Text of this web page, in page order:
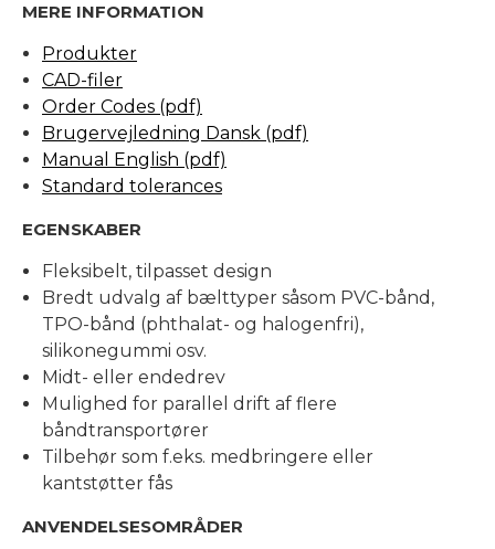
MERE INFORMATION
Produkter
CAD-filer
Order Codes (pdf)
Brugervejledning Dansk (pdf)
Manual English (pdf)
Standard tolerances
EGENSKABER
Fleksibelt, tilpasset design
Bredt udvalg af bælttyper såsom PVC-bånd,
TPO-bånd (phthalat- og halogenfri),
silikonegummi osv.
Midt- eller endedrev
Mulighed for parallel drift af flere
båndtransportører
Tilbehør som f.eks. medbringere eller
kantstøtter fås
ANVENDELSESOMRÅDER